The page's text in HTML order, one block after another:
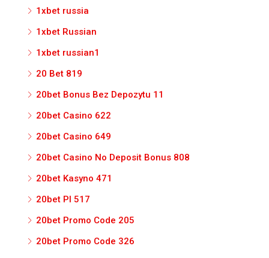
1xbet russia
1xbet Russian
1xbet russian1
20 Bet 819
20bet Bonus Bez Depozytu 11
20bet Casino 622
20bet Casino 649
20bet Casino No Deposit Bonus 808
20bet Kasyno 471
20bet Pl 517
20bet Promo Code 205
20bet Promo Code 326